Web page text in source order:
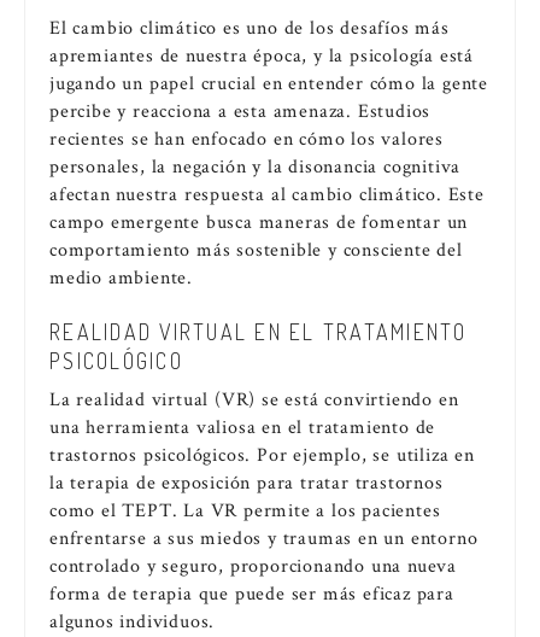
El cambio climático es uno de los desafíos más
apremiantes de nuestra época, y la psicología está
jugando un papel crucial en entender cómo la gente
percibe y reacciona a esta amenaza. Estudios
recientes se han enfocado en cómo los valores
personales, la negación y la disonancia cognitiva
afectan nuestra respuesta al cambio climático. Este
campo emergente busca maneras de fomentar un
comportamiento más sostenible y consciente del
medio ambiente.
REALIDAD VIRTUAL EN EL TRATAMIENTO
PSICOLÓGICO
La realidad virtual (VR) se está convirtiendo en
una herramienta valiosa en el tratamiento de
trastornos psicológicos. Por ejemplo, se utiliza en
la terapia de exposición para tratar trastornos
como el TEPT. La VR permite a los pacientes
enfrentarse a sus miedos y traumas en un entorno
controlado y seguro, proporcionando una nueva
forma de terapia que puede ser más eficaz para
algunos individuos.